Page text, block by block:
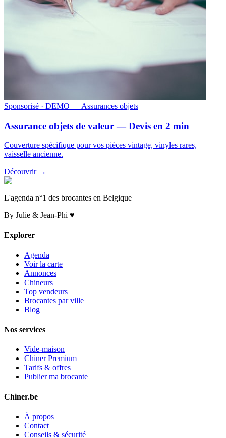
Sponsorisé · DEMO — Assurances objets
Assurance objets de valeur — Devis en 2 min
Couverture spécifique pour vos pièces vintage, vinyles rares,
vaisselle ancienne.
Découvrir →
L'agenda n°1 des brocantes en Belgique
By Julie & Jean-Phi ♥
Explorer
Agenda
Voir la carte
Annonces
Chineurs
Top vendeurs
Brocantes par ville
Blog
Nos services
Vide-maison
Chiner Premium
Tarifs & offres
Publier ma brocante
Chiner.be
À propos
Contact
Conseils & sécurité